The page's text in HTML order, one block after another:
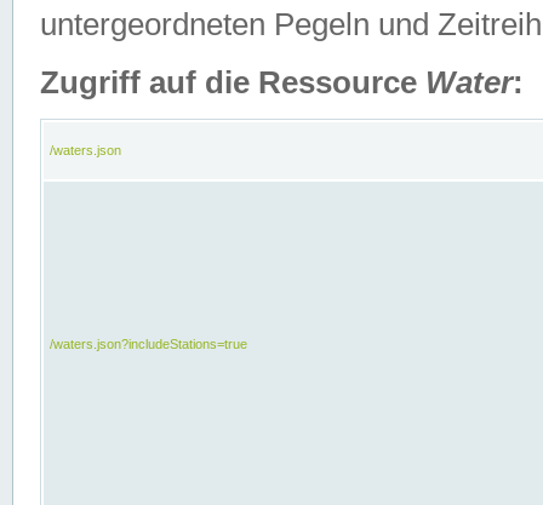
untergeordneten Pegeln und
Zugriff auf die Ressource Water:
/waters.json
/waters.json?includeStations=true